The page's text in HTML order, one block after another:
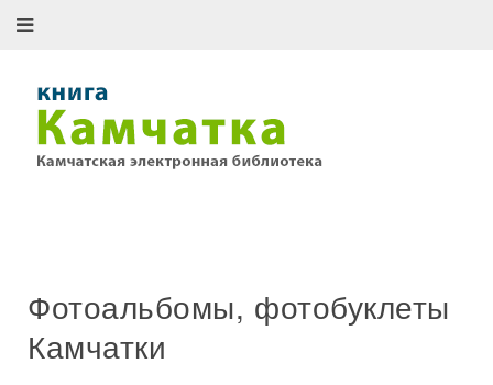
Фотоальбомы, фотобуклеты
Камчатки